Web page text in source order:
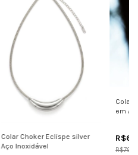
Colar Choker Eclispe silver
Aço Inoxidável
Colar
em